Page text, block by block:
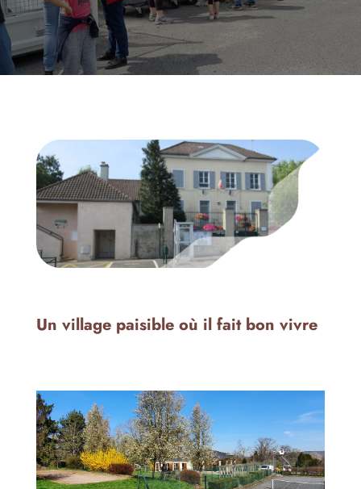
Un village paisible où il fait bon vivre